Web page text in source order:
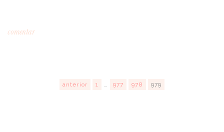
comentar
anterior 1 … 977 978 979